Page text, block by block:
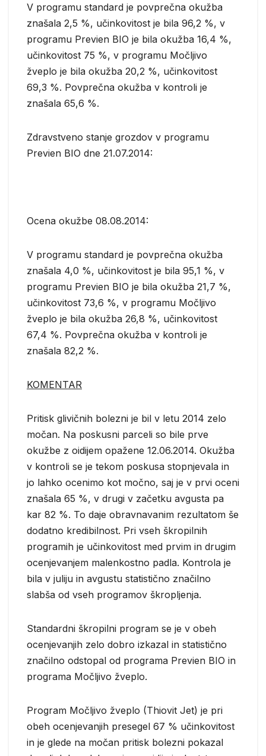
V programu standard je povprečna okužba
znašala 2,5 %, učinkovitost je bila 96,2 %, v
programu Previen BIO je bila okužba 16,4 %,
učinkovitost 75 %, v programu Močljivo
žveplo je bila okužba 20,2 %, učinkovitost
69,3 %. Povprečna okužba v kontroli je
znašala 65,6 %.
Zdravstveno stanje grozdov v programu
Previen BIO dne 21.07.2014:
Ocena okužbe 08.08.2014:
V programu standard je povprečna okužba
znašala 4,0 %, učinkovitost je bila 95,1 %, v
programu Previen BIO je bila okužba 21,7 %,
učinkovitost 73,6 %, v programu Močljivo
žveplo je bila okužba 26,8 %, učinkovitost
67,4 %. Povprečna okužba v kontroli je
znašala 82,2 %.
KOMENTAR
Pritisk glivičnih bolezni je bil v letu 2014 zelo
močan. Na poskusni parceli so bile prve
okužbe z oidijem opažene 12.06.2014. Okužba
v kontroli se je tekom poskusa stopnjevala in
jo lahko ocenimo kot močno, saj je v prvi oceni
znašala 65 %, v drugi v začetku avgusta pa
kar 82 %. To daje obravnavanim rezultatom še
dodatno kredibilnost. Pri vseh škropilnih
programih je učinkovitost med prvim in drugim
ocenjevanjem malenkostno padla. Kontrola je
bila v juliju in avgustu statistično značilno
slabša od vseh programov škropljenja.
Standardni škropilni program se je v obeh
ocenjevanjih zelo dobro izkazal in statistično
značilno odstopal od programa Previen BIO in
programa Močljivo žveplo.
Program Močljivo žveplo (Thiovit Jet) je pri
obeh ocenjevanjih presegel 67 % učinkovitost
in je glede na močan pritisk bolezni pokazal